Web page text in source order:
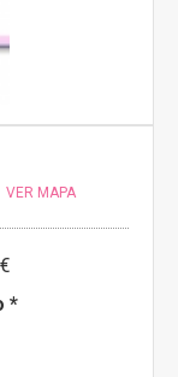
VER MAPA
*